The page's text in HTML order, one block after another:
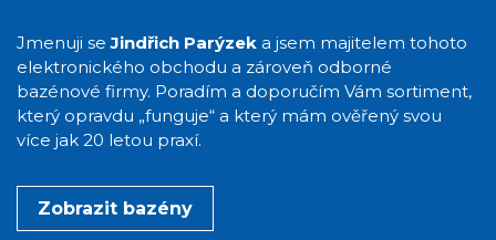
Jmenuji seJindřich Parýzek a jsem majitelem tohoto
elektronického obchodu a zároveň odborné
bazénové firmy. Poradím a doporučím Vám sortiment,
který opravdu „funguje“ a který mám ověřený svou
více jak 20 letou praxí.
Zobrazit bazény